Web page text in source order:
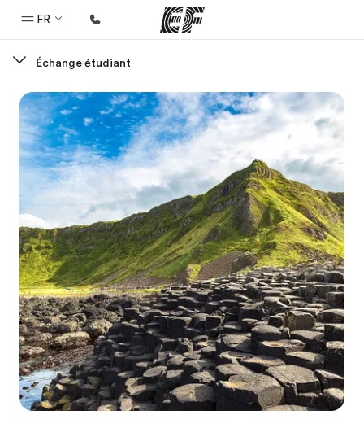
FR
Bienvenue chez EF
Programmes
Nos offres
Bureaux
Trouver un bureau
A propos de nous
Qui sommes-nous ?
EF recrute
Rejoignez nos équipes
Échange étudiant